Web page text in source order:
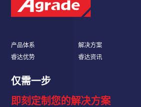
产品体系 解决方案
睿达优势
睿达资讯
仅需一步
即刻定制您的解决方案